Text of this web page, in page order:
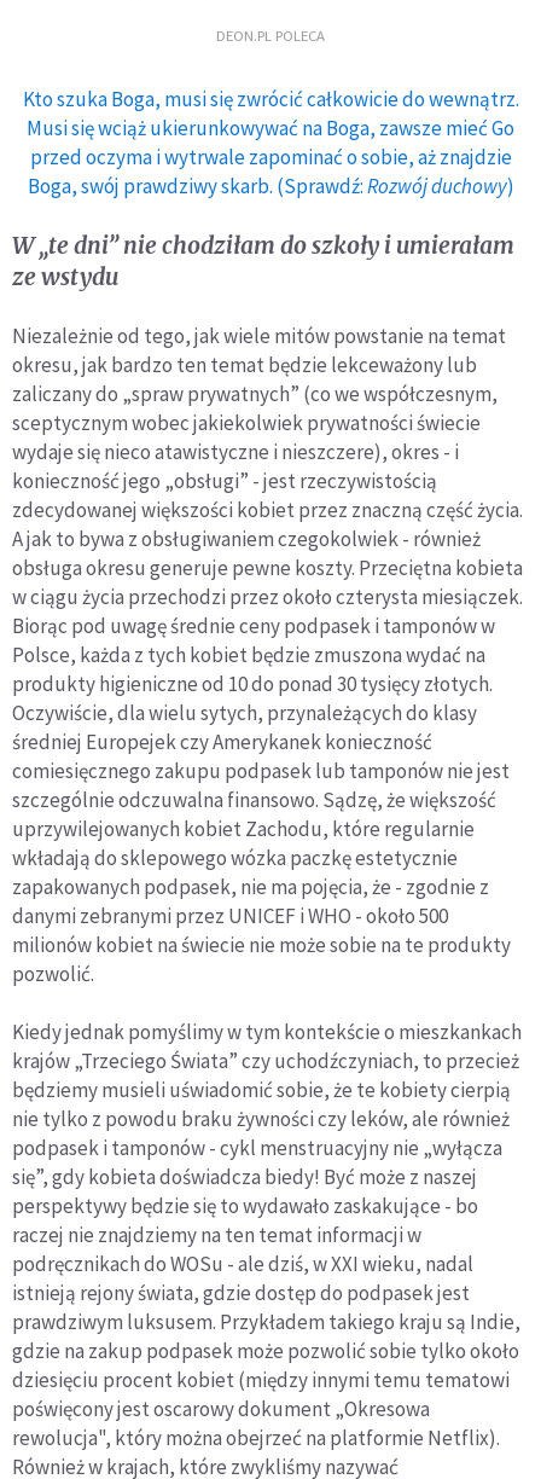
DEON.PL POLECA
Kto szuka Boga, musi się zwrócić całkowicie do wewnątrz.
Musi się wciąż ukierunkowywać na Boga, zawsze mieć Go
przed oczyma i wytrwale zapominać o sobie, aż znajdzie
Boga, swój prawdziwy skarb. (Sprawdź:Rozwój duchowy)
W „te dni” nie chodziłam do szkoły i umierałam
ze wstydu
Niezależnie od tego, jak wiele mitów powstanie na temat
okresu, jak bardzo ten temat będzie lekceważony lub
zaliczany do „spraw prywatnych” (co we współczesnym,
sceptycznym wobec jakiekolwiek prywatności świecie
wydaje się nieco atawistyczne i nieszczere), okres - i
konieczność jego „obsługi” - jest rzeczywistością
zdecydowanej większości kobiet przez znaczną część życia.
A jak to bywa z obsługiwaniem czegokolwiek - również
obsługa okresu generuje pewne koszty. Przeciętna kobieta
w ciągu życia przechodzi przez około czterysta miesiączek.
Biorąc pod uwagę średnie ceny podpasek i tamponów w
Polsce, każda z tych kobiet będzie zmuszona wydać na
produkty higieniczne od 10 do ponad 30 tysięcy złotych.
Oczywiście, dla wielu sytych, przynależących do klasy
średniej Europejek czy Amerykanek konieczność
comiesięcznego zakupu podpasek lub tamponów nie jest
szczególnie odczuwalna finansowo. Sądzę, że większość
uprzywilejowanych kobiet Zachodu, które regularnie
wkładają do sklepowego wózka paczkę estetycznie
zapakowanych podpasek, nie ma pojęcia, że - zgodnie z
danymi zebranymi przez UNICEF i WHO - około 500
milionów kobiet na świecie nie może sobie na te produkty
pozwolić.
Kiedy jednak pomyślimy w tym kontekście o mieszkankach
krajów „Trzeciego Świata” czy uchodźczyniach, to przecież
będziemy musieli uświadomić sobie, że te kobiety cierpią
nie tylko z powodu braku żywności czy leków, ale również
podpasek i tamponów - cykl menstruacyjny nie „wyłącza
się”, gdy kobieta doświadcza biedy! Być może z naszej
perspektywy będzie się to wydawało zaskakujące - bo
raczej nie znajdziemy na ten temat informacji w
podręcznikach do WOSu - ale dziś, w XXI wieku, nadal
istnieją rejony świata, gdzie dostęp do podpasek jest
prawdziwym luksusem. Przykładem takiego kraju są Indie,
gdzie na zakup podpasek może pozwolić sobie tylko około
dziesięciu procent kobiet (między innymi temu tematowi
poświęcony jest oscarowy dokument „Okresowa
rewolucja", który można obejrzeć na platformie Netflix).
Również w krajach, które zwykliśmy nazywać